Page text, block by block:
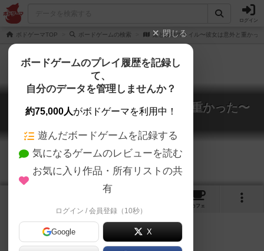
ログイン
ボドゲーマTOP ボードゲームの検索 姫と魔法のタイル〜彼女は意外と重かっ
姫と魔法のタイル〜彼女は意外と重かった〜
The Princess and Magic tile
カフェ
閉じる
ボードゲームのプレイ履歴を記録し
て、
自分のデータを管理しませんか？
約75,000人がボドゲーマを利用中！
遊んだボードゲームを記録する
気になるゲームのレビューを読む
お気に入り作品・所有リストの共
有
ログイン / 会員登録（10秒）
Google X